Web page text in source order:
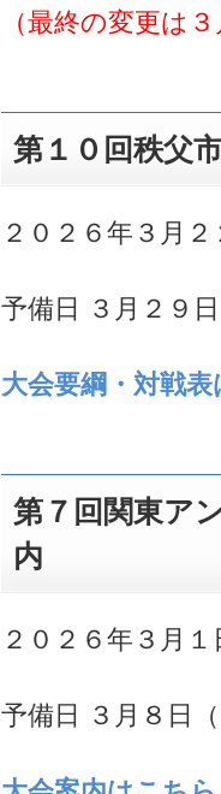
（最終の変更は
第１０回秩父
２０２６年３月
予備日 ３月２９
大会要綱・対戦
第７回関東ア
内
２０２６年３月
予備日 ３月８日